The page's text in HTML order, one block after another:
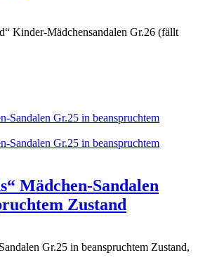
Kinder-Mädchensandalen Gr.26 (fällt
Mädchen-Sandalen
Zustand
Gr.25 in beanspruchtem Zustand,